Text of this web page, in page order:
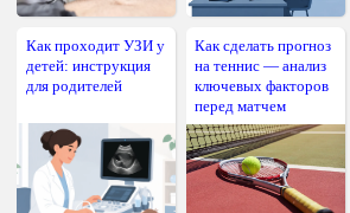
Как проходит УЗИ у
детей: инструкция
для родителей
Как сделать прогноз
на теннис — анализ
ключевых факторов
перед матчем